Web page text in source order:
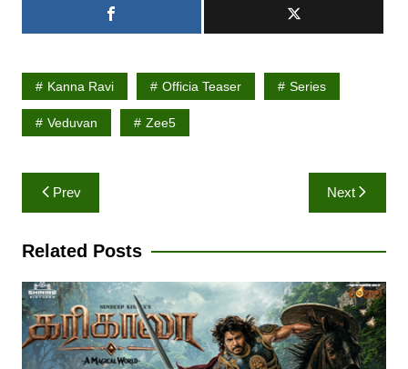
Kanna Ravi Officia Teaser Series
Veduvan Zee5
Post
navigation
Prev Next
Related Posts